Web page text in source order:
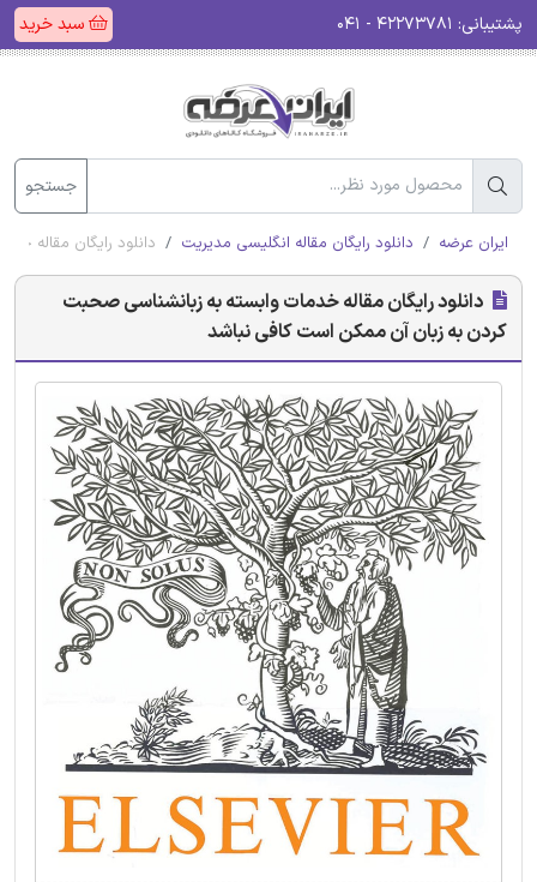
پشتیبانی: سبد خرید
جستجو
ایران عرضه دانلود رایگان مقاله انگلیسی مدیریت دانلود رایگان مقاله
دانلود رایگان مقاله خدمات وابسته به زبانشناسی صحبت
کردن به زبان آن ممکن است کافی نباشد